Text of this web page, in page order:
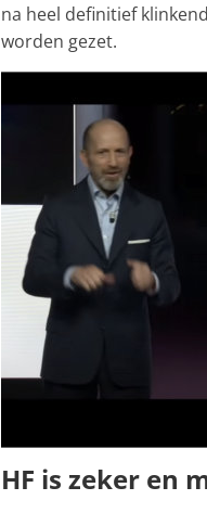
na heel definitief
worden gezet.
HF is zeker en